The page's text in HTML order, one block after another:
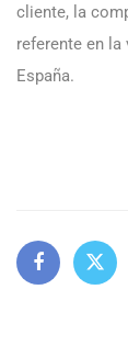
cliente, la
referente en
España.